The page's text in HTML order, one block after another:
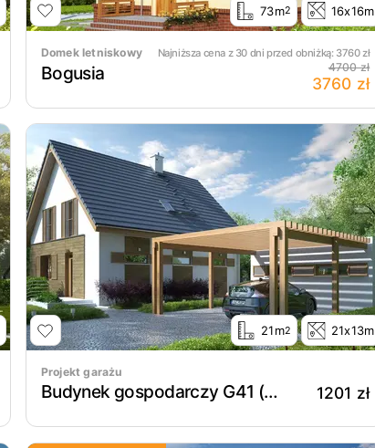
73m2 16x16m
Domek letniskowy Najniższa cena z 30 dni przed obniżką: 3760zł
Bogusia 4700 zł
3760 zł
21m2 21x13m
Projekt garażu
Budynek gospodarczy G41 (z wiatą) 1201 zł